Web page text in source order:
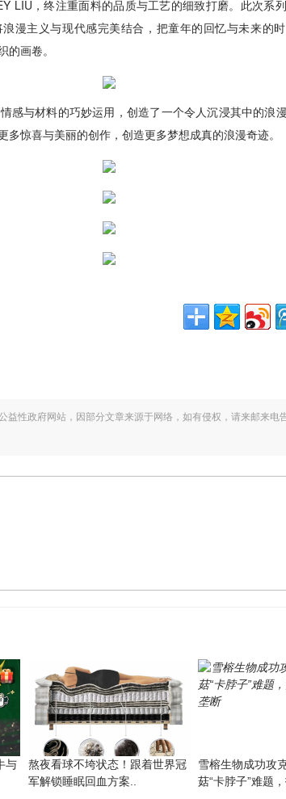
LIU，终注重面料的品质与工艺的细致打磨。此次系
漫主义与现代感完美结合，把童年的回忆与未来的
画卷。
感与材料的巧妙运用，创造了一个令人沉浸其中的浪
惊喜与美丽的创作，创造更多梦想成真的浪漫奇迹。
益性政府网站，因部分文章来源于网络，如有侵权，请来邮来电
与
熬夜看球不垮状态！跟着世界冠
军解锁睡眠回血方案..
雪榕生物成功攻
菇“卡脖子”难题，